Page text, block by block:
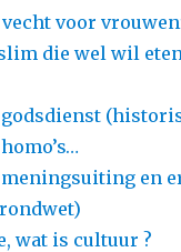
voor
die wel wil
en
wat is cultuur ?